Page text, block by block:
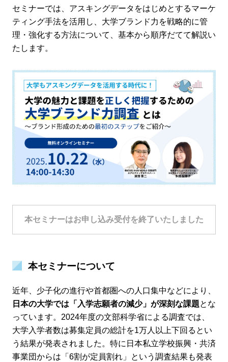
セミナーでは、アスキングデータをはじめとするマーケ
ティング手法を活用し、大学ブランド力を戦略的に管
理・強化する方法について、基本から順序だてて解説い
たします。
本セミナーはお申し込み受付を終了いたしました
本セミナーについて
近年、少子化の進行や首都圏への人口集中などにより、
日本の大学では「入学志願者の減少」が深刻な課題とな
っています。2024年度の文部科学省による調査では、
大学入学者数は募集定員の総計を1万人以上下回るとい
う結果が発表されました。特に日本私立学校振興・共済
事業団からは「6割が定員割れ」という調査結果も発表